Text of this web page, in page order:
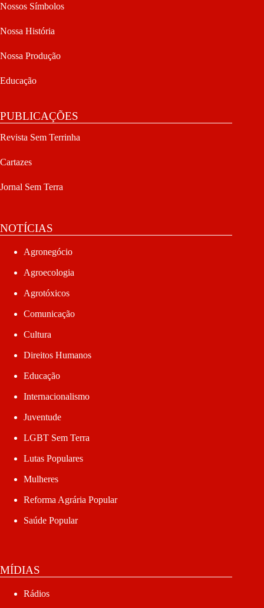
Nossos Símbolos
Nossa História
Nossa Produção
Educação
PUBLICAÇÕES
Revista Sem Terrinha
Cartazes
Jornal Sem Terra
NOTÍCIAS
Agronegócio
Agroecologia
Agrotóxicos
Comunicação
Cultura
Direitos Humanos
Educação
Internacionalismo
Juventude
LGBT Sem Terra
Lutas Populares
Mulheres
Reforma Agrária Popular
Saúde Popular
MÍDIAS
Rádios